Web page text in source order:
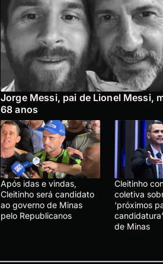
Jorge Messi, pai de Lionel Messi,
68 anos
Após idas e vindas,
Cleitinho será candidato
ao governo de Minas
pelo Republicanos
Cleitinho
coletiva
‘próximos
de Minas